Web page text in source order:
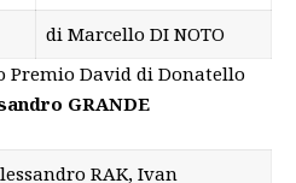
di Marcello DI NOTO
David di Donatello
GRANDE
RAK, Ivan